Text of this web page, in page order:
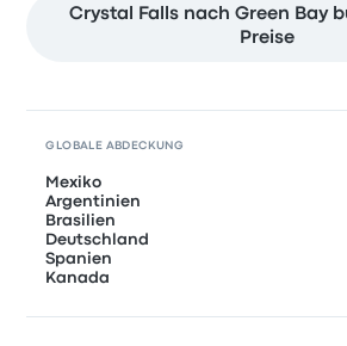
Crystal Falls nach Green Bay
Preise
GLOBALE ABDECKUNG
Mexiko
Argentinien
Brasilien
Deutschland
Spanien
Kanada